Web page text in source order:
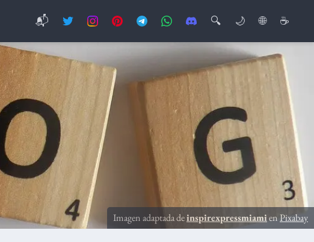
📬 🔍 🌙 🌐 ☕
Imagen adaptada deinspirexpressmiamienPixabay